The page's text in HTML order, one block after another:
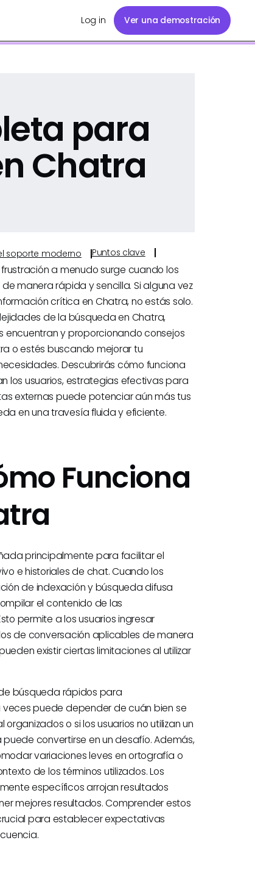
Log in Ver una demostración
para
Chatra
soporte moderno Puntos clave
a menudo surge cuando los
manera rápida y sencilla. Si alguna vez
crítica en Chatra, no estás solo.
de la búsqueda en Chatra,
encuentran y proporcionando consejos
o estés buscando mejorar tu
Descubrirás cómo funciona
los usuarios, estrategias efectivas para
externas puede potenciar aún más tus
en una travesía fluida y eficiente.
Funciona
principalmente para facilitar el
e historiales de chat. Cuando los
de indexación y búsqueda difusa
el contenido de las
permite a los usuarios ingresar
de conversación aplicables de manera
existir ciertas limitaciones al utilizar
búsqueda rápidos para
puede depender de cuán bien se
o si los usuarios no utilizan un
convertirse en un desafío. Además,
variaciones leves en ortografía o
de los términos utilizados. Los
específicos arrojan resultados
mejores resultados. Comprender estos
para establecer expectativas